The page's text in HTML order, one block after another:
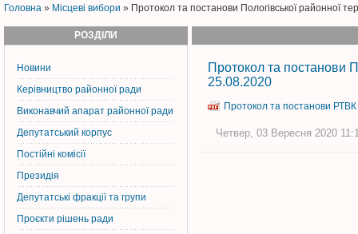
Головна » Місцеві вибори » Протокол та постанови Пологівської районної
РОЗДІЛИ
Новини
Керiвництво районної ради
Виконавчий апарат районної ради
Депутатський корпус
Постiйнi комiсiї
Президія
Депутатські фракції та групи
Проєкти рішень ради
Протокол та постанови
25.08.2020
Протокол та постанови
Четвер, 03 Вересня 2020